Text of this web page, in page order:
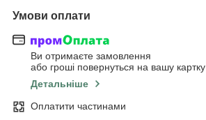
Умови оплати
Ви отримаєте замовлення
або гроші повернуться на вашу картку
Детальніше
Оплатити частинами